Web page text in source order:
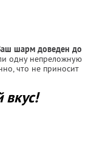
шарм доведен до
одну непреложную
что не приносит